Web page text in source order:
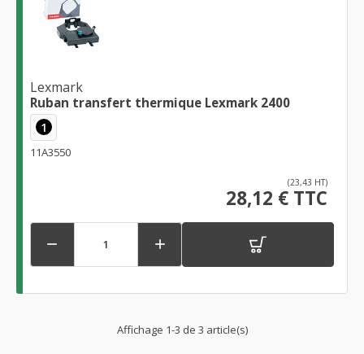
Lexmark
Ruban transfert thermique Lexmark 2400
1
11A3550
(23,43 HT)
28,12 € TTC
 
Affichage 1-3 de 3 article(s)